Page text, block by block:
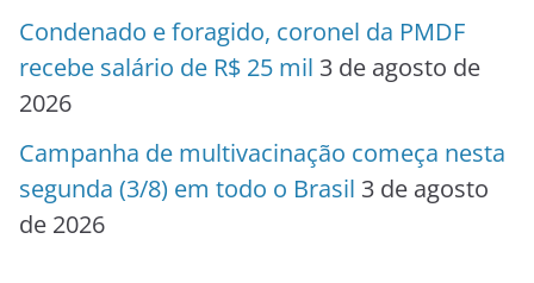
Condenado e foragido, coronel da PMDF
recebe salário de R$ 25 mil 3 de agosto de
2026
Campanha de multivacinação começa nesta
segunda (3/8) em todo o Brasil 3 de agosto
de 2026